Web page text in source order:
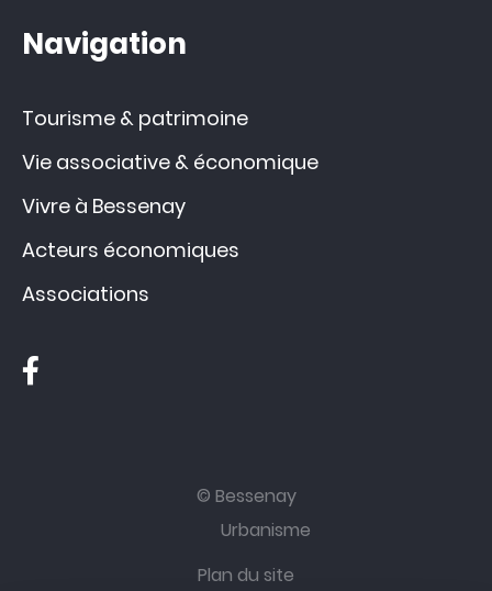
Navigation
Tourisme & patrimoine
Vie associative & économique
Vivre à Bessenay
Acteurs économiques
Associations
© Bessenay
Urbanisme
Plan du site